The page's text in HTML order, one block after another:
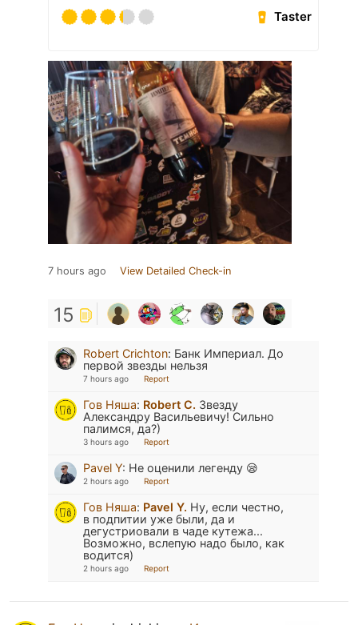
Taster
7 hours ago View Detailed Check-in
15
Robert Crichton: Банк Империал. До
первой звезды нельзя
7 hours ago Report
Гов Няша: Robert C. Звезду
Александру Васильевичу! Сильно
палимся, да?)
3 hours ago Report
Pavel Y: Не оценили легенду 😪
2 hours ago Report
Гов Няша: Pavel Y. Ну, если честно,
в подпитии уже были, да и
дегустриовали в чаде кутежа...
Возможно, вслепую надо было, как
водится)
2 hours ago Report